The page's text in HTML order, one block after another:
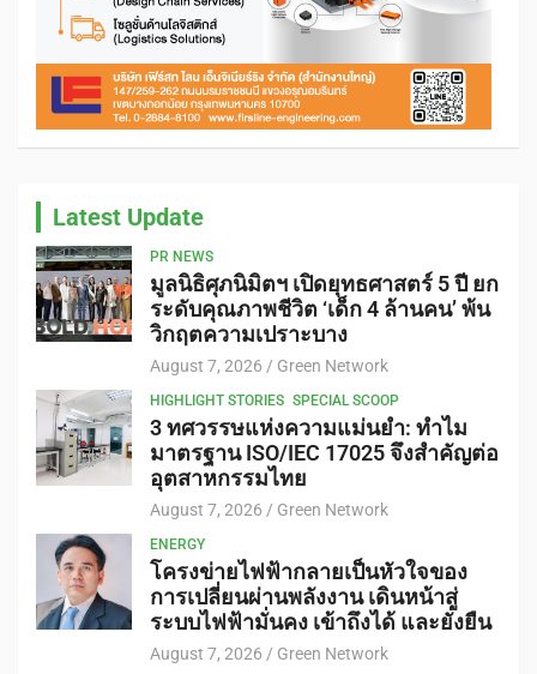
Latest Update
PR NEWS
มูลนิธิศุภนิมิตฯ เปิดยุทธศาสตร์ 5 ปี ยก
ระดับคุณภาพชีวิต ‘เด็ก 4 ล้านคน’ พ้น
วิกฤตความเปราะบาง
August 7, 2026 Green Network
HIGHLIGHT STORIES SPECIAL SCOOP
3 ทศวรรษแห่งความแม่นยำ: ทำไม
มาตรฐาน ISO/IEC 17025 จึงสำคัญต่อ
อุตสาหกรรมไทย
August 7, 2026 Green Network
ENERGY
โครงข่ายไฟฟ้ากลายเป็นหัวใจของ
การเปลี่ยนผ่านพลังงาน เดินหน้าสู่
ระบบไฟฟ้ามั่นคง เข้าถึงได้ และยั่งยืน
August 7, 2026 Green Network